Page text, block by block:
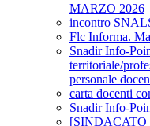
MARZO 2026
incontro
Flc Informa.
Snadir Info-
territoriale/
personale
carta docenti
Snadir Info-